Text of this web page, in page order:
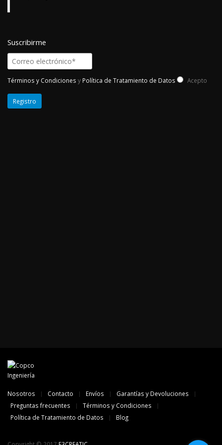
Suscribirme
Términos y Condiciones y Política de Tratamiento de Datos Acepto
Nosotros Contacto Envíos
Garantías y Devoluciones
Preguntas frecuentes
Términos y Condiciones
Política de Tratamiento de Datos
Blog